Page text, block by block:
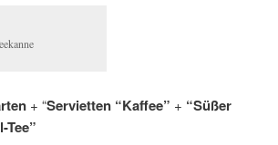
+ “Servietten “Kaffee” + “Süßer
Tee”